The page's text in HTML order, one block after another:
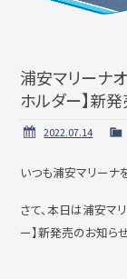
ビジターバースご利
アクセス方
浦安マリーナ
ホルダー】新発
2022.07.14
いつも浦安マリーナ
さて、本日は浦安マ
ー】新発売のお知ら